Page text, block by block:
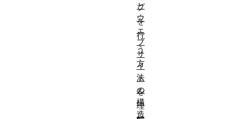
プ
を
行
う
方
法
を
理
と
ウ
ェ
ブ
サ
イ
ト
の
構
造